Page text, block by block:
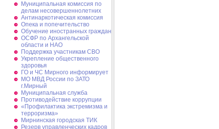
Муниципальная комиссия по
делам несовершеннолетних
Антинаркотическая комиссия
Опека и попечительство
Обучение иностранных граждан
ОСФР по Архангельской
области и НАО
Поддержка участникам СВО
Укрепление общественного
здоровья
ГО и ЧС Мирного информирует
МО МВД России по ЗАТО
г.Мирный
Муниципальная cлужба
Противодействие коррупции
«Профилактика экстремизма и
терроризма»
Мирнинская городская ТИК
Резерв управленческих кадров